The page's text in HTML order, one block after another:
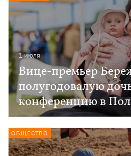
1 июля
Вице-премьер
полугодовалую
конференцию в
ОБЩЕСТВО